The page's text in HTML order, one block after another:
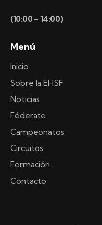
(10:00 – 14:00)
Menú
Inicio
Sobre la EHSF
Noticias
Féderate
Campeonatos
Circuitos
Formación
Contacto